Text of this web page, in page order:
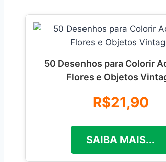
50 Desenhos para Colorir
Flores e Objetos
R$21,90
SAIBA MAIS...